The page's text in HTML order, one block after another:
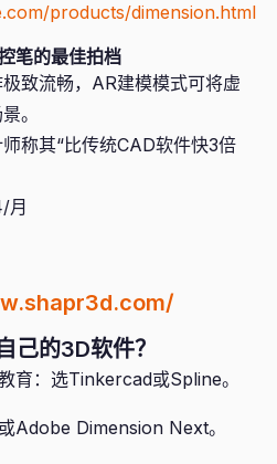
products/dimension.html
笔的最佳拍档
致流畅，AR建模模式可将虚
。
称其“比传统CAD软件快3倍
月
己的3D软件？
育：选Tinkercad或Spline。
Adobe Dimension Next。